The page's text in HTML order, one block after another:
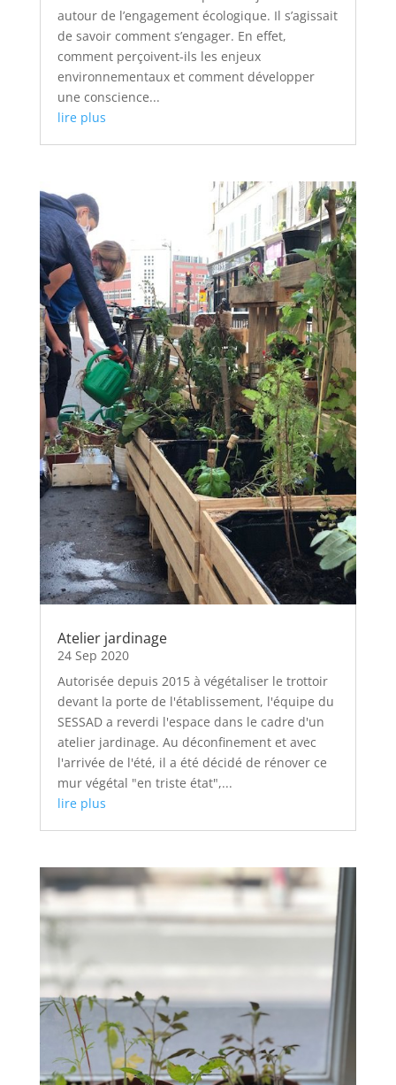
autour de l’engagement écologique. Il s’agissait
de savoir comment s’engager. En effet,
comment perçoivent-ils les enjeux
environnementaux et comment développer
une conscience...
lire plus
Atelier jardinage
24 Sep 2020
Autorisée depuis 2015 à végétaliser le trottoir
devant la porte de l'établissement, l'équipe du
SESSAD a reverdi l'espace dans le cadre d'un
atelier jardinage. Au déconfinement et avec
l'arrivée de l'été, il a été décidé de rénover ce
mur végétal "en triste état",...
lire plus